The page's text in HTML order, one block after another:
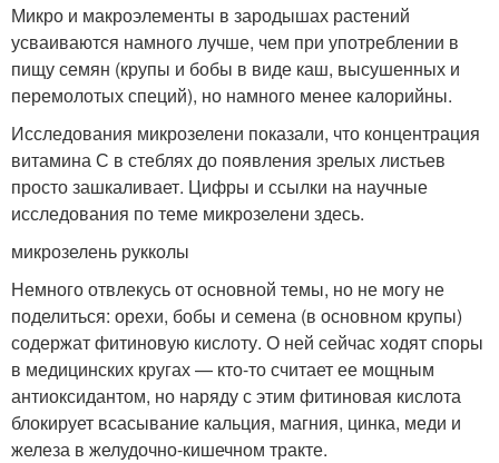
Микро и макроэлементы в зародышах растений
усваиваются намного лучше, чем при употреблении в
пищу семян (крупы и бобы в виде каш, высушенных и
перемолотых специй), но намного менее калорийны.
Исследования микрозелени показали, что концентрация
витамина С в стеблях до появления зрелых листьев
просто зашкаливает. Цифры и ссылки на научные
исследования по теме микрозелени здесь.
микрозелень рукколы
Немного отвлекусь от основной темы, но не могу не
поделиться: орехи, бобы и семена (в основном крупы)
содержат фитиновую кислоту. О ней сейчас ходят споры
в медицинских кругах — кто-то считает ее мощным
антиоксидантом, но наряду с этим фитиновая кислота
блокирует всасывание кальция, магния, цинка, меди и
железа в желудочно-кишечном тракте.